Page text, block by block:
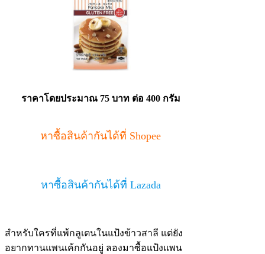
ราคาโดยประมาณ 75 บาทต่อ 400 กรัม
หาซื้อสินค้ากันได้ที่ Shopee
หาซื้อสินค้ากันได้ที่ Lazada
สำหรับใครที่แพ้กลูเตนในแป้งข้าวสาลี แต่ยัง
อยากทานแพนเค้กกันอยู่ ลองมาซื้อแป้งแพน